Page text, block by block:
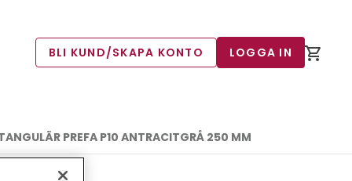
BLI KUND/SKAPA KONTO LOGGA IN
PREFA P10 ANTRACITGRÅ 250 MM